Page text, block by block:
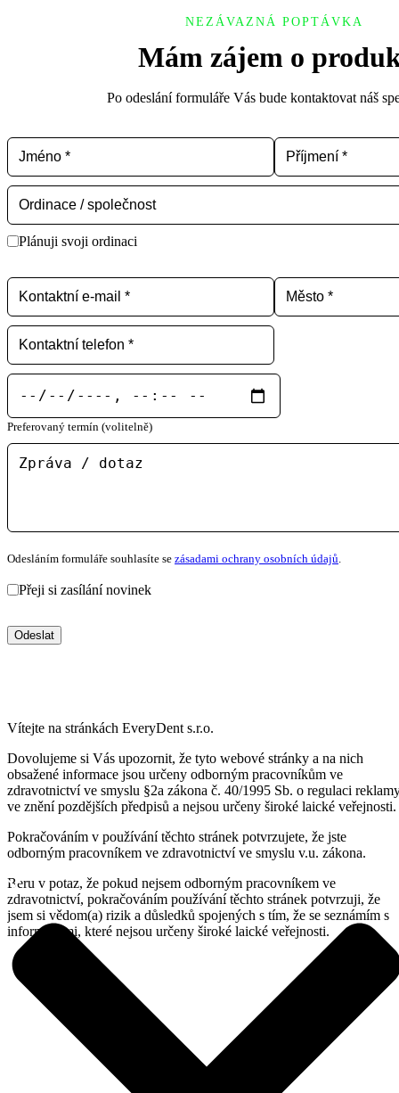
NEZÁVAZNÁ POPTÁVKA
Mám zájem o
Po odeslání formuláře Vás bude kontaktovat náš
Plánuji svoji ordinaci
Preferovaný termín (volitelně)
Odesláním formuláře souhlasíte se zásadami ochrany osobních údajů
Přeji si zasílání novinek
Odeslat
Vítejte na stránkách EveryDent s.r.o.
Dovolujeme si Vás upozornit, že tyto webové stránky a na nich
obsažené informace jsou určeny odborným pracovníkům ve
zdravotnictví ve smyslu §2a zákona č. 40/1995 Sb. o regulaci
ve znění pozdějších předpisů a nejsou určeny široké laické veřejnosti.
Pokračováním v používání těchto stránek potvrzujete, že jste
odborným pracovníkem ve zdravotnictví ve smyslu v.u. zákona.
Beru v potaz, že pokud nejsem odborným pracovníkem ve
zdravotnictví, pokračováním používání těchto stránek potvrzuji, že
jsem si vědom(a) rizik a důsledků spojených s tím, že se seznámím s
informacemi, které nejsou určeny široké laické veřejnosti.